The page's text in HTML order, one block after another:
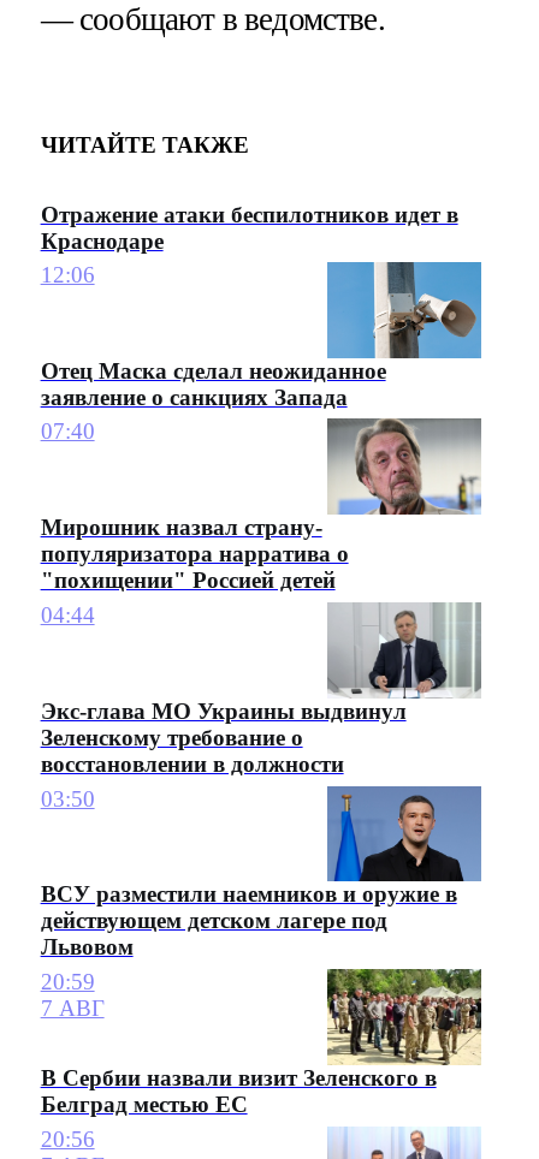
— сообщают в ведомстве.
ЧИТАЙТЕ ТАКЖЕ
Отражение атаки беспилотников идет в
Краснодаре
12:06
Отец Маска сделал неожиданное
заявление о санкциях Запада
07:40
Мирошник назвал страну-
популяризатора нарратива о
"похищении" Россией детей
04:44
Экс-глава МО Украины выдвинул
Зеленскому требование о
восстановлении в должности
03:50
ВСУ разместили наемников и оружие в
действующем детском лагере под
Львовом
20:59
7 АВГ
В Сербии назвали визит Зеленского в
Белград местью ЕС
20:56